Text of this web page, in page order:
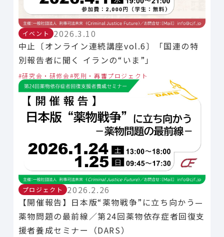
イベント
2026.3.10
中止〔オンライン連続講座vol.6〕「国連の特
別報告者に聞く イランの“いま”」
研究会・研修会 死刑・再審プロジェクト
プロジェクト
2026.2.26
【開催報告】日本版“薬物戦争”に立ち向かう—
薬物問題の最前線／第24回薬物依存症者回復支
援者養成セミナー（DARS）